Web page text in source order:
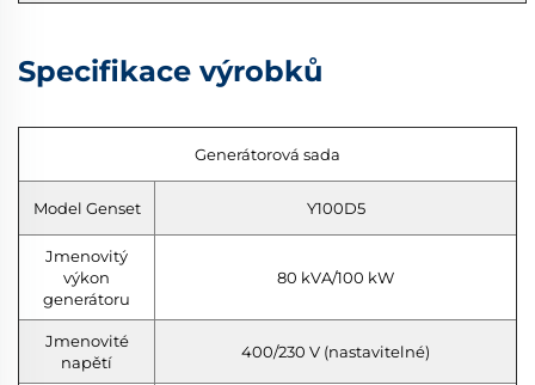
Specifikace výrobků
Generátorová sada
Model Genset Y100D5
Jmenovitý
výkon
generátoru
80 kVA/100 kW
Jmenovité
napětí
400/230 V (nastavitelné)